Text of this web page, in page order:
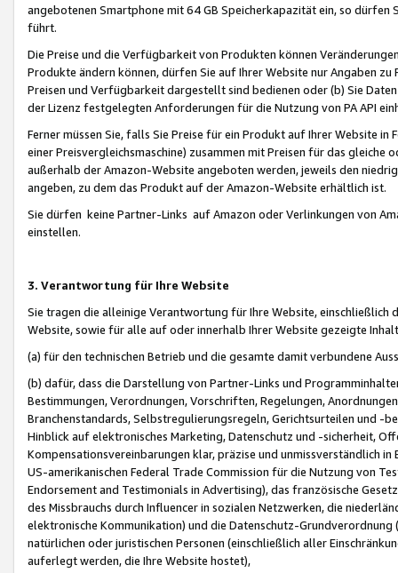
angebotenen Smartphone mit 64 GB Speicherkapazität ein, so dürfen
führt.
Die Preise und die Verfügbarkeit von Produkten können
Produkte ändern können, dürfen Sie auf Ihrer Website nur Angaben
Preisen und Verfügbarkeit dargestellt sind bedienen oder (b) Sie
der Lizenz festgelegten Anforderungen für die Nutzung von PA API
Ferner müssen Sie, falls Sie Preise für ein Produkt auf Ihrer Website
einer Preisvergleichsmaschine) zusammen mit Preisen für das
außerhalb der Amazon-Website angeboten werden, jeweils den
angeben, zu dem das Produkt auf der Amazon-Website erhältlich ist.
Sie dürfen keine Partner-Links auf Amazon oder Verlinkungen von
einstellen.
3. Verantwortung für Ihre Website
Sie tragen die alleinige Verantwortung für Ihre Website,
Website, sowie für alle auf oder innerhalb Ihrer Website gezeigte
(a) für den technischen Betrieb und die gesamte damit verbundene
(b) dafür, dass die Darstellung von Partner-Links und
Bestimmungen, Verordnungen, Vorschriften, Regelungen,
Branchenstandards, Selbstregulierungsregeln, Gerichtsurteilen und -
Hinblick auf elektronisches Marketing, Datenschutz und -sicherheit,
Kompensationsvereinbarungen klar, präzise und unmissverständlich
US-amerikanischen Federal Trade Commission für die Nutzung von
Endorsement and Testimonials in Advertising), das französische
des Missbrauchs durch Influencer in sozialen Netzwerken, die
elektronische Kommunikation) und die Datenschutz-
natürlichen oder juristischen Personen (einschließlich aller
auferlegt werden, die Ihre Website hostet),